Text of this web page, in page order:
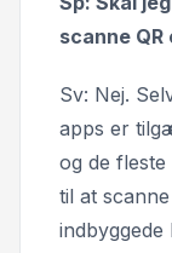
scanne QR
Sv: Nej.
apps er
og de
til at
indbyggede